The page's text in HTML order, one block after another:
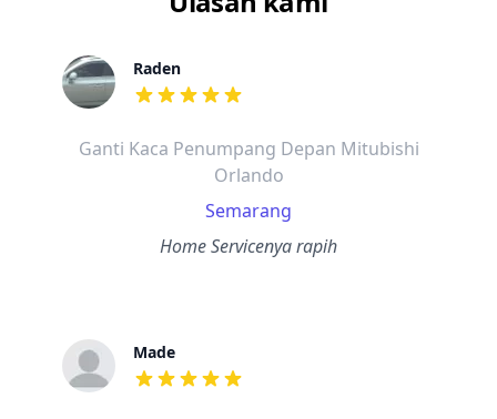
Raden
dari ulasan adalah bintang lima
Ganti Kaca Penumpang Depan Mitubishi
Orlando
Semarang
Home Servicenya rapih
Made
dari ulasan adalah bintang lima